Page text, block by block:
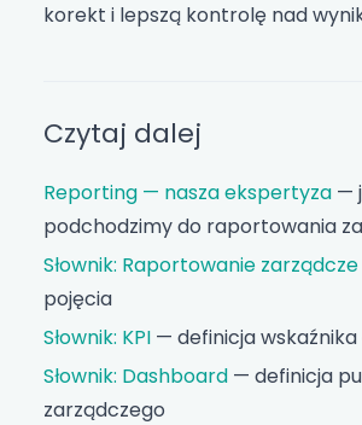
korekt i lepszą kontrolę nad
Czytaj dalej
Reporting — nasza ekspertyza —
podchodzimy do raportowania
Słownik: Raportowanie zarządcze
pojęcia
Słownik: KPI — definicja
Słownik: Dashboard — definicja
zarządczego